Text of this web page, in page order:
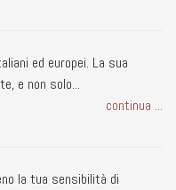
ed europei. La sua
e non solo...
continua ...
la tua sensibilità di